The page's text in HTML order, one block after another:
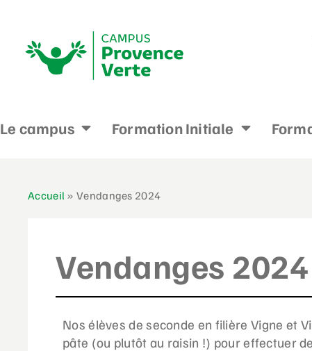
Le campus Formation Initiale
Accueil »Vendanges 2024
Vendanges 2024
Nos élèves de seconde en filière Vigne et
pâte (ou plutôt au raisin !) pour effectuer